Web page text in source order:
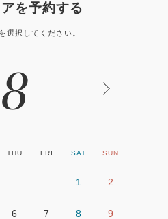
を予約する
選択してください。
8
THU FRI SAT SUN
1 2
6 7 8 9